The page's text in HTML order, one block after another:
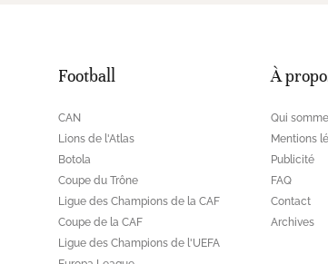
Football
CAN
Lions de l'Atlas
Botola
Coupe du Trône
Ligue des Champions de la CAF
Coupe de la CAF
Ligue des Champions de l'UEFA
À
Qui
Mentions
Publicité
FAQ
Contact
Archives